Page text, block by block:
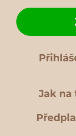
Jak na